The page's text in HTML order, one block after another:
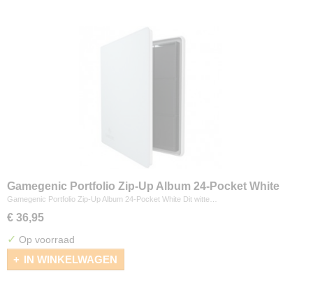
Gamegenic Portfolio Zip-Up Album 24-Pocket White
Gamegenic Portfolio Zip-Up Album 24-Pocket White Dit witte…
€ 36,95
✓ Op voorraad
IN WINKELWAGEN